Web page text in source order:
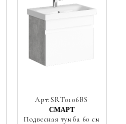
Арт:SRT0106BS
СМАРТ
Подвесная тумба 60 см